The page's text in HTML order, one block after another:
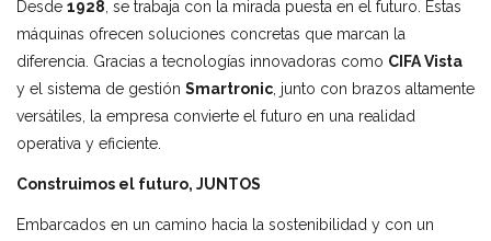
Desde 1928 , se trabaja con la mirada puesta en el futuro. Estas
máquinas ofrecen soluciones concretas que marcan la
diferencia. Gracias a tecnologías innovadoras como CIFA Vista
y el sistema de gestión Smartronic , junto con brazos altamente
versátiles, la empresa convierte el futuro en una realidad
operativa y eficiente.
Construimos el futuro, JUNTOS
Embarcados en un camino hacia la sostenibilidad y con un